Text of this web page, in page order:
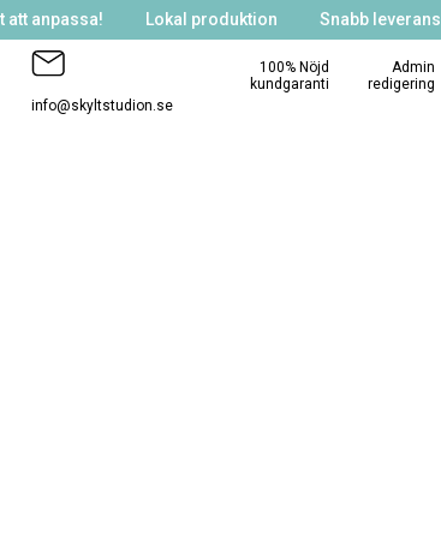
att anpassa! Lokal produktion Snabb leverans
info@skyltstudion.se
100% Nöjd
kundgaranti
Admin
redigering